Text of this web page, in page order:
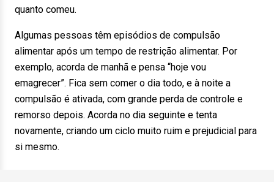
quanto comeu.
Algumas pessoas têm episódios de compulsão
alimentar após um tempo de restrição alimentar. Por
exemplo, acorda de manhã e pensa “hoje vou
emagrecer”. Fica sem comer o dia todo, e à noite a
compulsão é ativada, com grande perda de controle e
remorso depois. Acorda no dia seguinte e tenta
novamente, criando um ciclo muito ruim e prejudicial para
si mesmo.